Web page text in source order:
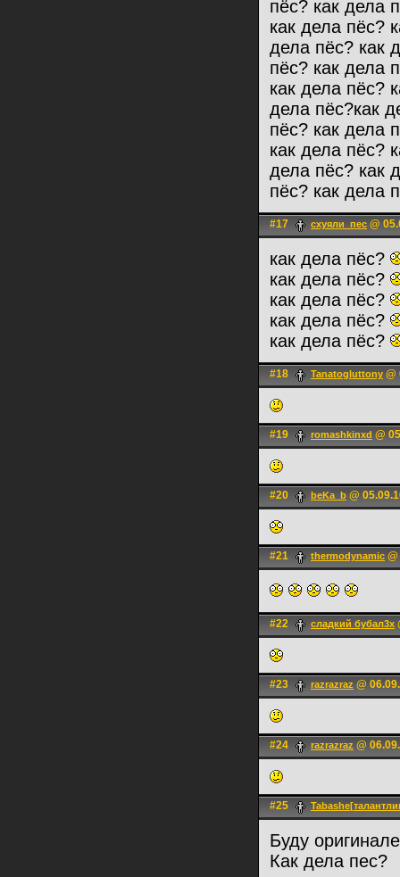
#17 схуяли_пес @
как дела пёс?
как дела пёс?
как дела пёс?
как дела пёс?
как дела пёс?
#18 Tanatogluttony @
#19 romashkinxd @
#20 beKa_b @
#21 thermodynamic
#22 сладкий бубал3х
#23 razrazraz @
#24 razrazraz @
#25
Буду
Как дела пес?